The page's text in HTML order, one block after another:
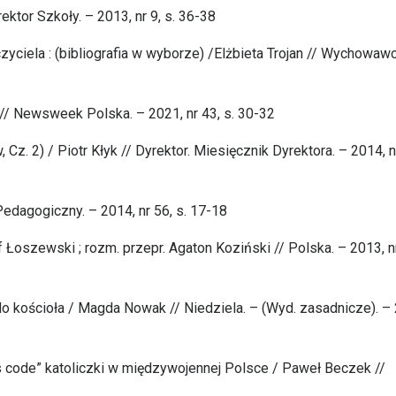
Szkoły. – 2013, nr 9, s. 36-38
: (bibliografia w wyborze) /Elżbieta Trojan //
Newsweek Polska. – 2021, nr 43, s. 30-32
2) / Piotr Kłyk // Dyrektor. Miesięcznik Dyrektora. – 2014,
– 2014, nr 56, s. 17-18
; rozm. przepr. Agaton Koziński // Polska. – 2013,
kościoła / Magda Nowak // Niedziela. – (Wyd. zasadnicze). –
katoliczki w międzywojennej Polsce / Paweł Beczek //